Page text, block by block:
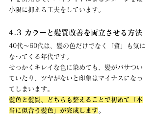
小限に抑える工夫をしています。
4.3 カラーと髪質改善を両立させる方法
40代〜60代は、髪の色だけでなく「質」も気に
なってくる年代です。
せっかくキレイな色に染めても、髪がパサつい
ていたり、ツヤがないと印象はマイナスになっ
てしまいます。
髪色と髪質、どちらも整えることで初めて「本
当に似合う髪色」が完成します。